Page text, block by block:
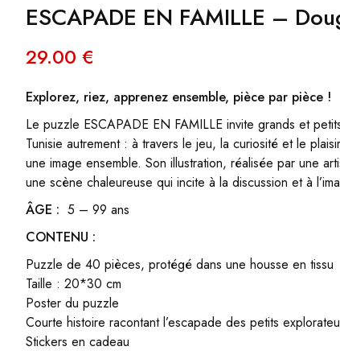
ESCAPADE EN FAMILLE –
29.00 €
Explorez, riez, apprenez ensemble, pièce par pièce !
Le puzzle ESCAPADE EN FAMILLE invite grands et
Tunisie autrement : à travers le jeu, la curiosité et le
une image ensemble. Son illustration, réalisée par une
une scène chaleureuse qui incite à la discussion et à
ÂGE : 5 – 99 ans
CONTENU :
Puzzle de 40 pièces, protégé dans une housse en tissu
Taille : 20*30 cm
Poster du puzzle
Courte histoire racontant l’escapade des petits
Stickers en cadeau